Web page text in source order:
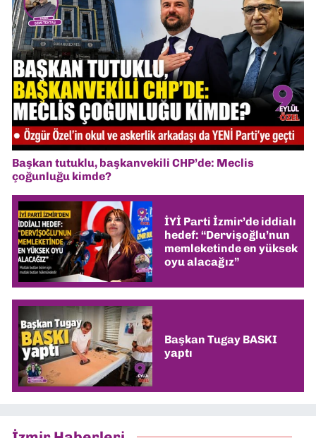
Başkan tutuklu, başkanvekili CHP’de: Meclis
çoğunluğu kimde?
İYİ Parti İzmir’de iddialı
hedef: “Dervişoğlu’nun
memleketinde en yüksek
oyu alacağız”
Başkan Tugay BASKI
yaptı